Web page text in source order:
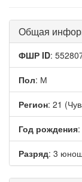
Общая
ФШР ID:
Пол: М
Регион: 21
Год рождения
Разряд: 3